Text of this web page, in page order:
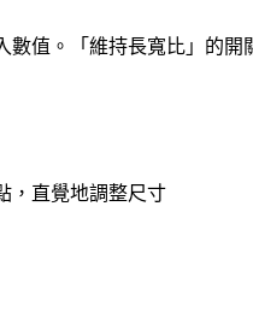
數值。「維持長寬比」的開
，直覺地調整尺寸